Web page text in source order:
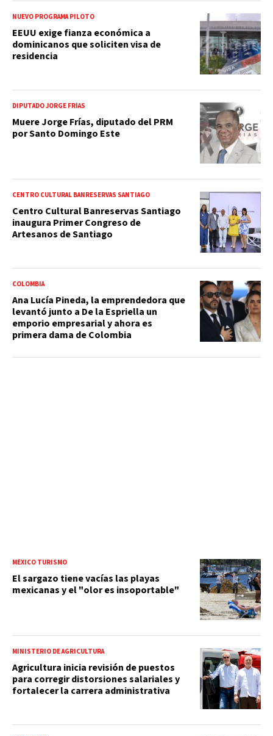
NUEVO PROGRAMA PILOTO
EEUU exige fianza económica a
dominicanos que soliciten visa de
residencia
DIPUTADO JORGE FRÍAS
Muere Jorge Frías, diputado del PRM
por Santo Domingo Este
CENTRO CULTURAL BANRESERVAS SANTIAGO
Centro Cultural Banreservas Santiago
inaugura Primer Congreso de
Artesanos de Santiago
COLOMBIA
Ana Lucía Pineda, la emprendedora que
levantó junto a De la Espriella un
emporio empresarial y ahora es
primera dama de Colombia
MÉXICO TURISMO
El sargazo tiene vacías las playas
mexicanas y el "olor es insoportable"
MINISTERIO DE AGRICULTURA
Agricultura inicia revisión de puestos
para corregir distorsiones salariales y
fortalecer la carrera administrativa